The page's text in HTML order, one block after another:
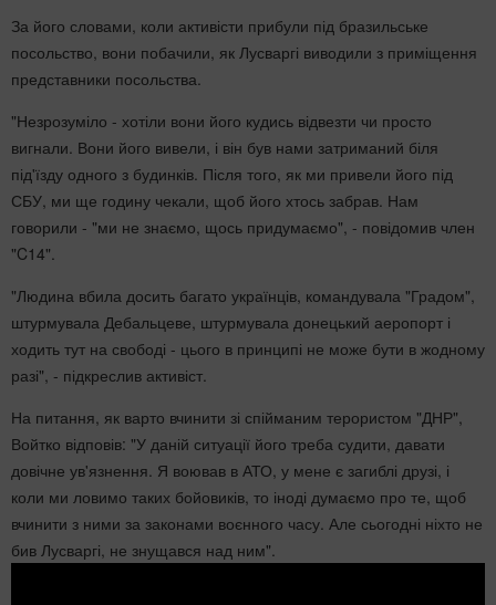
За його словами, коли активісти прибули під бразильське
посольство, вони побачили, як Лусваргі виводили з приміщення
представники посольства.
"Незрозуміло - хотіли вони його кудись відвезти чи просто
вигнали. Вони його вивели, і він був нами затриманий біля
під'їзду одного з будинків. Після того, як ми привели його під
СБУ, ми ще годину чекали, щоб його хтось забрав. Нам
говорили - "ми не знаємо, щось придумаємо", - повідомив член
"C14".
"Людина вбила досить багато українців, командувала "Градом",
штурмувала Дебальцеве, штурмувала донецький аеропорт і
ходить тут на свободі - цього в принципі не може бути в жодному
разі", - підкреслив активіст.
На питання, як варто вчинити зі спійманим терористом "ДНР",
Войтко відповів: "У даній ситуації його треба судити, давати
довічне ув'язнення. Я воював в АТО, у мене є загиблі друзі, і
коли ми ловимо таких бойовиків, то іноді думаємо про те, щоб
вчинити з ними за законами воєнного часу. Але сьогодні ніхто не
бив Лусваргі, не знущався над ним".